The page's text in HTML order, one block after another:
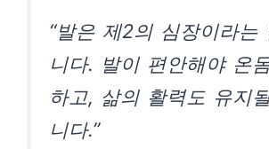
“발은 제2의 심장이라는
니다. 발이 편안해야 온
하고, 삶의 활력도 유지
니다.”